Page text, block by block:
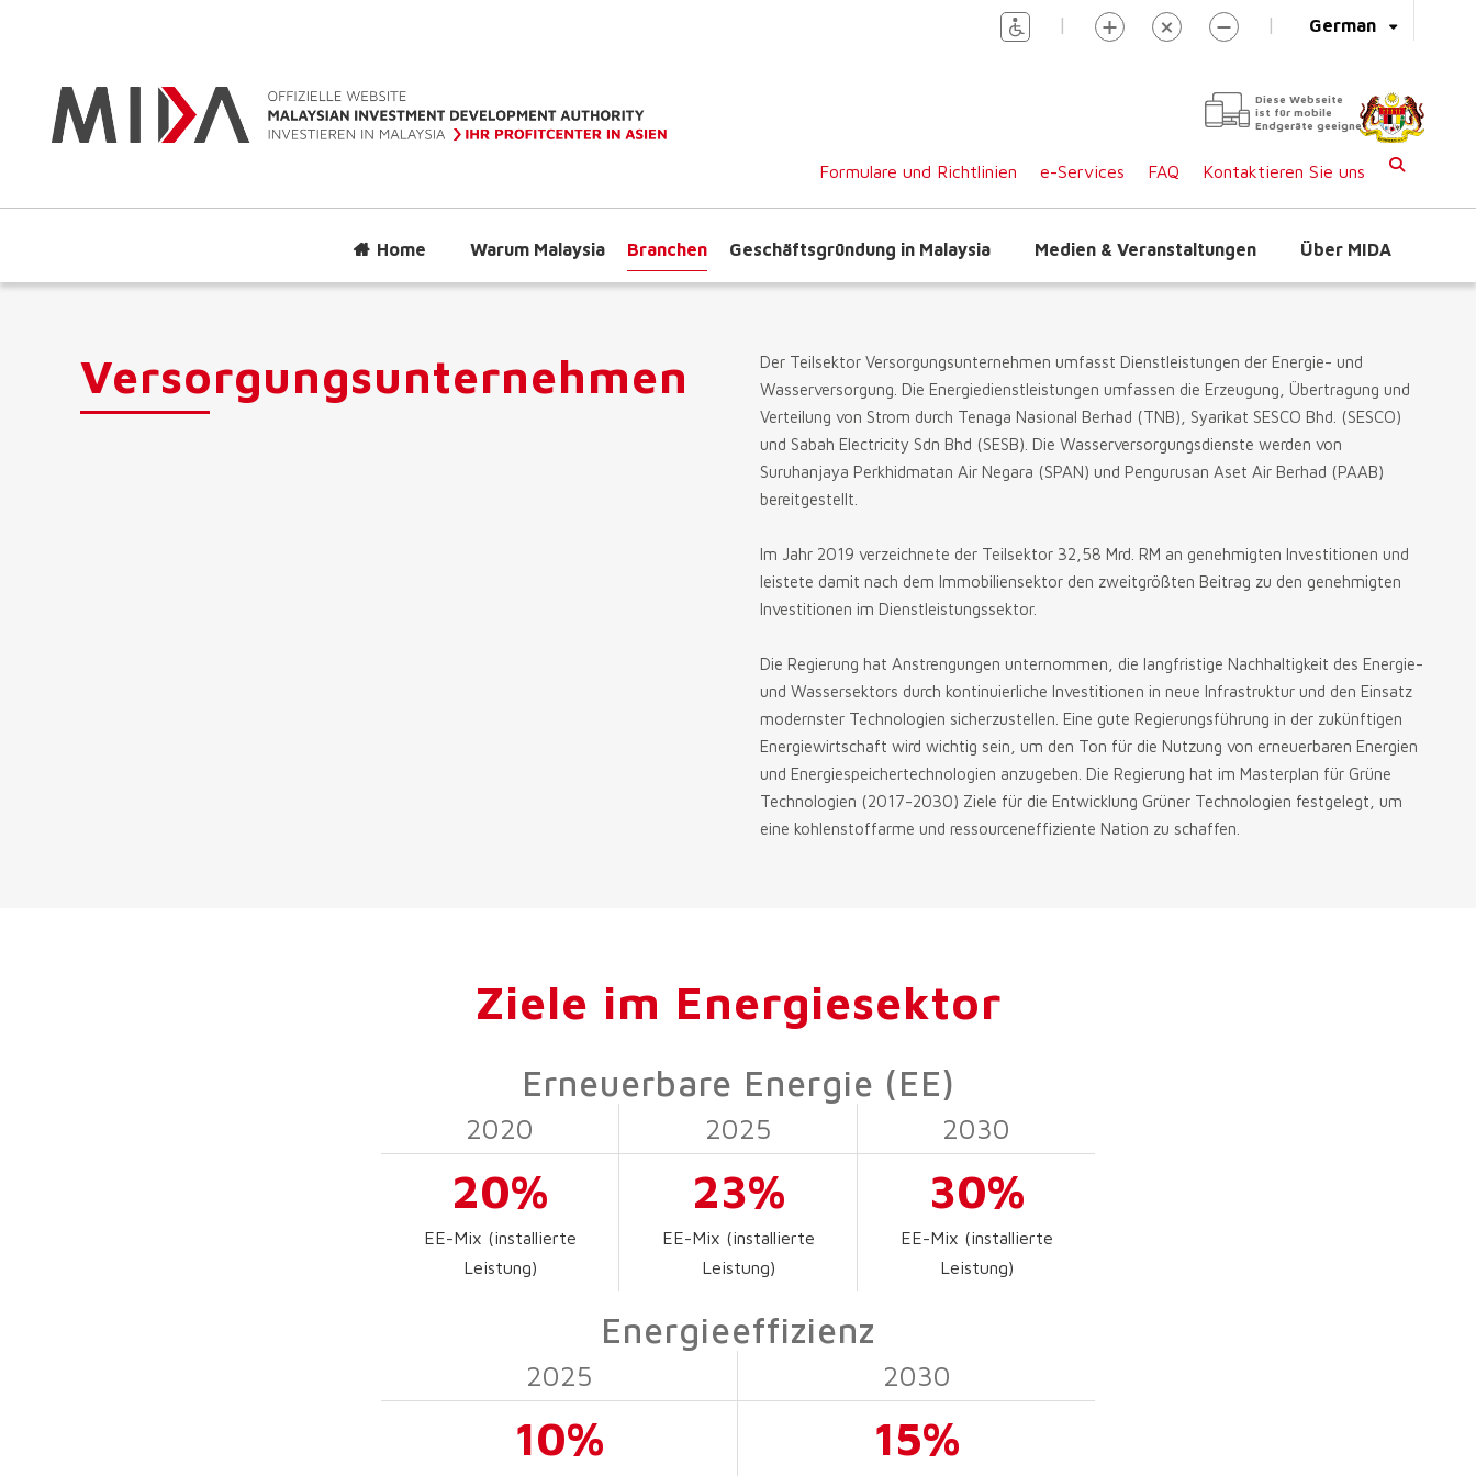
German
| |
Diese Webseite
ist für mobile
Endgeräte geeignet
Formulare und Richtlinien e-Services FAQ Kontaktieren Sie uns
Home Warum Malaysia Branchen Geschäftsgründung in Malaysia Medien & Veranstaltungen Über MIDA
Versorgungsunternehmen
Der Teilsektor Versorgungsunternehmen umfasst Dienstleistungen der Energie- und
Wasserversorgung. Die Energiedienstleistungen umfassen die Erzeugung, Übertragung und
Verteilung von Strom durch Tenaga Nasional Berhad (TNB), Syarikat SESCO Bhd. (SESCO)
und Sabah Electricity Sdn Bhd (SESB). Die Wasserversorgungsdienste werden von
Suruhanjaya Perkhidmatan Air Negara (SPAN) und Pengurusan Aset Air Berhad (PAAB)
bereitgestellt.
Im Jahr 2019 verzeichnete der Teilsektor 32,58 Mrd. RM an genehmigten Investitionen und
leistete damit nach dem Immobiliensektor den zweitgrößten Beitrag zu den genehmigten
Investitionen im Dienstleistungssektor.
Die Regierung hat Anstrengungen unternommen, die langfristige Nachhaltigkeit des Energie-
und Wassersektors durch kontinuierliche Investitionen in neue Infrastruktur und den Einsatz
modernster Technologien sicherzustellen. Eine gute Regierungsführung in der zukünftigen
Energiewirtschaft wird wichtig sein, um den Ton für die Nutzung von erneuerbaren Energien
und Energiespeichertechnologien anzugeben. Die Regierung hat im Masterplan für Grüne
Technologien (2017-2030) Ziele für die Entwicklung Grüner Technologien festgelegt, um
eine kohlenstoffarme und ressourceneffiziente Nation zu schaffen.
Ziele im Energiesektor
Erneuerbare Energie (EE)
2020 2025 2030
20%
EE-Mix (installierte
Leistung)
23%
EE-Mix (installierte
Leistung)
30%
EE-Mix (installierte
Leistung)
Energieeffizienz
2025 2030
10% 15%